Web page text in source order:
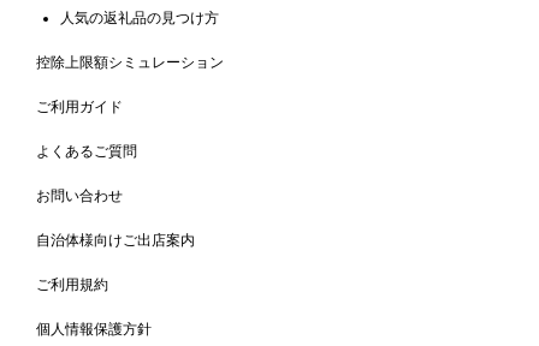
人気の返礼品の見つけ方
控除上限額シミュレーション
ご利用ガイド
よくあるご質問
お問い合わせ
自治体様向けご出店案内
ご利用規約
個人情報保護方針